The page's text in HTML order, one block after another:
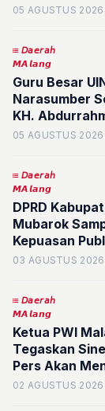
05 AGUSTUS 2026
𝘋𝘢𝘦𝘳𝘢𝘩
𝙈𝘼𝙡𝙖𝙣𝙜
Guru Besar
Narasumber
KH.
05 AGUSTUS 2026
𝘋𝘢𝘦𝘳𝘢𝘩
𝙈𝘼𝙡𝙖𝙣𝙜
DPRD
Mubarok
Kepuasan
Pemerintah
03 AGUSTUS 2026
𝘋𝘢𝘦𝘳𝘢𝘩
𝙈𝘼𝙡𝙖𝙣𝙜
Ketua PWI
Tegaskan
Pers Akan
Bangsa
02 AGUSTUS 2026